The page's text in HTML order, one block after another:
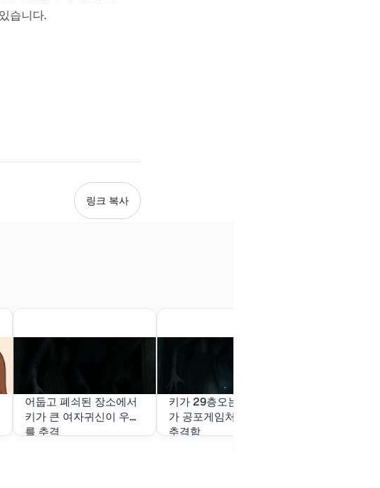
습니다.
링크 복사
어둡고 폐쇠된 장소에서
키가 큰 여자귀신이 우리
를 추격
키가 29층오는 여자 존재
가 공포게임처럼 우리를
추격함